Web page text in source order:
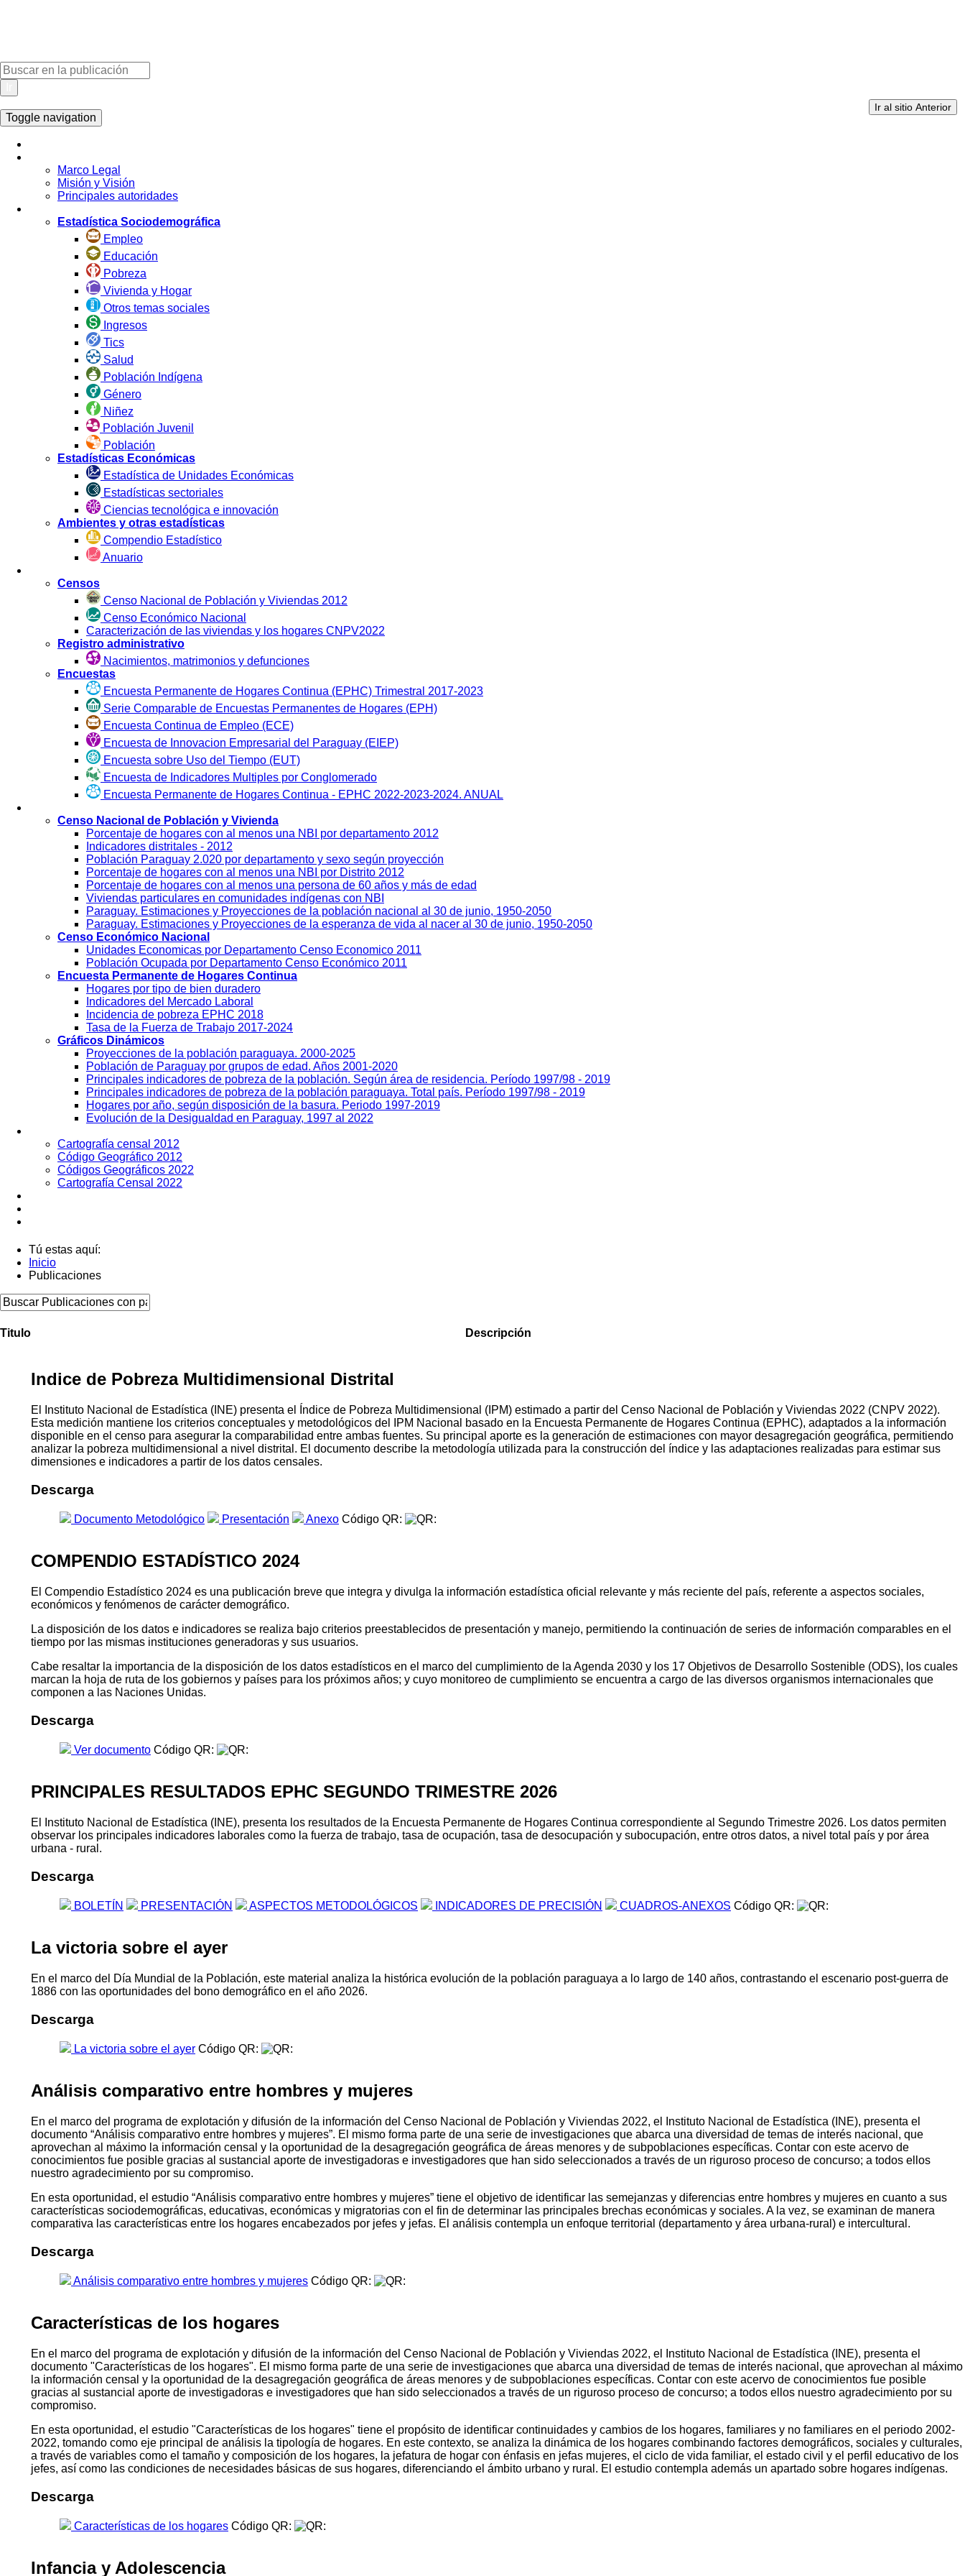
Ir al sitio Anterior
Toggle navigation
Marco Legal
Misión y Visión
Principales autoridades
Estadística Sociodemográfica
Empleo
Educación
Pobreza
Vivienda y Hogar
Otros temas sociales
Ingresos
Tics
Salud
Población Indígena
Género
Niñez
Población Juvenil
Población
Estadísticas Económicas
Estadística de Unidades Económicas
Estadísticas sectoriales
Ciencias tecnológica e innovación
Ambientes y otras estadísticas
Compendio Estadístico
Anuario
Censos
Censo Nacional de Población y Viviendas 2012
Censo Económico Nacional
Caracterización de las viviendas y los hogares CNPV2022
Registro administrativo
Nacimientos, matrimonios y defunciones
Encuestas
Encuesta Permanente de Hogares Continua (EPHC) Trimestral 2017-2023
Serie Comparable de Encuestas Permanentes de Hogares (EPH)
Encuesta Continua de Empleo (ECE)
Encuesta de Innovacion Empresarial del Paraguay (EIEP)
Encuesta sobre Uso del Tiempo (EUT)
Encuesta de Indicadores Multiples por Conglomerado
Encuesta Permanente de Hogares Continua - EPHC 2022-2023-2024. ANUAL
Censo Nacional de Población y Vivienda
Porcentaje de hogares con al menos una NBI por departamento 2012
Indicadores distritales - 2012
Población Paraguay 2.020 por departamento y sexo según proyección
Porcentaje de hogares con al menos una NBI por Distrito 2012
Porcentaje de hogares con al menos una persona de 60 años y más de edad
Viviendas particulares en comunidades indígenas con NBI
Paraguay. Estimaciones y Proyecciones de la población nacional al 30 de junio, 1950-2050
Paraguay. Estimaciones y Proyecciones de la esperanza de vida al nacer al 30 de junio, 1950-2050
Censo Económico Nacional
Unidades Economicas por Departamento Censo Economico 2011
Población Ocupada por Departamento Censo Económico 2011
Encuesta Permanente de Hogares Continua
Hogares por tipo de bien duradero
Indicadores del Mercado Laboral
Incidencia de pobreza EPHC 2018
Tasa de la Fuerza de Trabajo 2017-2024
Gráficos Dinámicos
Proyecciones de la población paraguaya. 2000-2025
Población de Paraguay por grupos de edad. Años 2001-2020
Principales indicadores de pobreza de la población. Según área de residencia. Período 1997/98 - 2019
Principales indicadores de pobreza de la población paraguaya. Total país. Período 1997/98 - 2019
Hogares por año, según disposición de la basura. Periodo 1997-2019
Evolución de la Desigualdad en Paraguay, 1997 al 2022
Cartografía censal 2012
Código Geográfico 2012
Códigos Geográficos 2022
Cartografía Censal 2022
Tú estas aquí:
Inicio
Publicaciones
Titulo Descripción
Indice de Pobreza Multidimensional Distrital
El Instituto Nacional de Estadística (INE) presenta el Índice de Pobreza Multidimensional (IPM) estimado a partir del Censo Nacional de Población y Viviendas 2022 (CNPV 2022).
Esta medición mantiene los criterios conceptuales y metodológicos del IPM Nacional basado en la Encuesta Permanente de Hogares Continua (EPHC), adaptados a la información
disponible en el censo para asegurar la comparabilidad entre ambas fuentes. Su principal aporte es la generación de estimaciones con mayor desagregación geográfica, permitiendo
analizar la pobreza multidimensional a nivel distrital. El documento describe la metodología utilizada para la construcción del índice y las adaptaciones realizadas para estimar sus
dimensiones e indicadores a partir de los datos censales.
Descarga
Documento Metodológico Presentación Anexo Código QR:
COMPENDIO ESTADÍSTICO 2024
El Compendio Estadístico 2024 es una publicación breve que integra y divulga la información estadística oficial relevante y más reciente del país, referente a aspectos sociales,
económicos y fenómenos de carácter demográfico.
La disposición de los datos e indicadores se realiza bajo criterios preestablecidos de presentación y manejo, permitiendo la continuación de series de información comparables en el
tiempo por las mismas instituciones generadoras y sus usuarios.
Cabe resaltar la importancia de la disposición de los datos estadísticos en el marco del cumplimiento de la Agenda 2030 y los 17 Objetivos de Desarrollo Sostenible (ODS), los cuales
marcan la hoja de ruta de los gobiernos y países para los próximos años; y cuyo monitoreo de cumplimiento se encuentra a cargo de las diversos organismos internacionales que
componen a las Naciones Unidas.
Descarga
Ver documento Código QR:
PRINCIPALES RESULTADOS EPHC SEGUNDO TRIMESTRE 2026
El Instituto Nacional de Estadística (INE), presenta los resultados de la Encuesta Permanente de Hogares Continua correspondiente al Segundo Trimestre 2026. Los datos permiten
observar los principales indicadores laborales como la fuerza de trabajo, tasa de ocupación, tasa de desocupación y subocupación, entre otros datos, a nivel total país y por área
urbana - rural.
Descarga
BOLETÍN PRESENTACIÓN ASPECTOS METODOLÓGICOS INDICADORES DE PRECISIÓN CUADROS-ANEXOS Código QR:
La victoria sobre el ayer
En el marco del Día Mundial de la Población, este material analiza la histórica evolución de la población paraguaya a lo largo de 140 años, contrastando el escenario post-guerra de
1886 con las oportunidades del bono demográfico en el año 2026.
Descarga
La victoria sobre el ayer Código QR:
Análisis comparativo entre hombres y mujeres
En el marco del programa de explotación y difusión de la información del Censo Nacional de Población y Viviendas 2022, el Instituto Nacional de Estadística (INE), presenta el
documento “Análisis comparativo entre hombres y mujeres”. El mismo forma parte de una serie de investigaciones que abarca una diversidad de temas de interés nacional, que
aprovechan al máximo la información censal y la oportunidad de la desagregación geográfica de áreas menores y de subpoblaciones específicas. Contar con este acervo de
conocimientos fue posible gracias al sustancial aporte de investigadoras e investigadores que han sido seleccionados a través de un riguroso proceso de concurso; a todos ellos
nuestro agradecimiento por su compromiso.
En esta oportunidad, el estudio “Análisis comparativo entre hombres y mujeres” tiene el objetivo de identificar las semejanzas y diferencias entre hombres y mujeres en cuanto a sus
características sociodemográficas, educativas, económicas y migratorias con el fin de determinar las principales brechas económicas y sociales. A la vez, se examinan de manera
comparativa las características entre los hogares encabezados por jefes y jefas. El análisis contempla un enfoque territorial (departamento y área urbana-rural) e intercultural.
Descarga
Análisis comparativo entre hombres y mujeres Código QR:
Características de los hogares
En el marco del programa de explotación y difusión de la información del Censo Nacional de Población y Viviendas 2022, el Instituto Nacional de Estadística (INE), presenta el
documento "Características de los hogares". El mismo forma parte de una serie de investigaciones que abarca una diversidad de temas de interés nacional, que aprovechan al máximo
la información censal y la oportunidad de la desagregación geográfica de áreas menores y de subpoblaciones específicas. Contar con este acervo de conocimientos fue posible
gracias al sustancial aporte de investigadoras e investigadores que han sido seleccionados a través de un riguroso proceso de concurso; a todos ellos nuestro agradecimiento por su
compromiso.
En esta oportunidad, el estudio "Características de los hogares" tiene el propósito de identificar continuidades y cambios de los hogares, familiares y no familiares en el periodo 2002-
2022, tomando como eje principal de análisis la tipología de hogares. En este contexto, se analiza la dinámica de los hogares combinando factores demográficos, sociales y culturales,
a través de variables como el tamaño y composición de los hogares, la jefatura de hogar con énfasis en jefas mujeres, el ciclo de vida familiar, el estado civil y el perfil educativo de los
jefes, así como las condiciones de necesidades básicas de sus hogares, diferenciando el ámbito urbano y rural. El estudio contempla además un apartado sobre hogares indígenas.
Descarga
Características de los hogares Código QR:
Infancia y Adolescencia